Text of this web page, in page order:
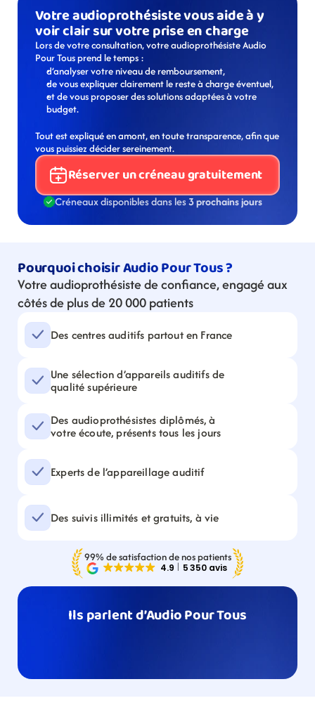
Votre audioprothésiste vous aide à y
voir clair sur votre prise en charge
Lors de votre consultation, votre audioprothésiste Audio
Pour Tous prend le temps :
d’analyser votre niveau de remboursement,
de vous expliquer clairement le reste à charge éventuel,
et de vous proposer des solutions adaptées à votre
budget.
Tout est expliqué en amont, en toute transparence, afin que
vous puissiez décider sereinement.
Réserver un créneau gratuitement
Créneaux disponibles dans les 3 prochains jours
Pourquoi choisir Audio Pour Tous ?
Votre audioprothésiste de confiance, engagé aux
côtés de plus de 20 000 patients
Des centres auditifs partout en France
Une sélection d’appareils auditifs de
qualité supérieure
Des audioprothésistes diplômés, à
votre écoute, présents tous les jours
Experts de l’appareillage auditif
Des suivis illimités et gratuits, à vie
99% de satisfaction de nos patients
Ils parlent d’Audio Pour Tous